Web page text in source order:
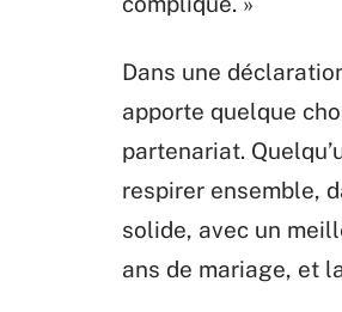
Dans une
apporte quelque
partenariat.
respirer ensemble,
solide, avec un
ans de mariage, et